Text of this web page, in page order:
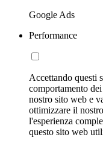
Google Ads
Performance
Accettando questi
comportamento
nostro sito web e
ottimizzare il
l'esperienza
questo sito web